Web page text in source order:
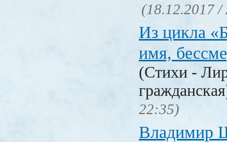
(18.12.2017 /
Из цикла
имя,
(Стихи -
22:35)
Владимир